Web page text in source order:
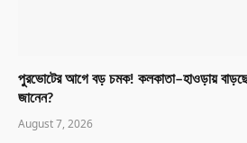
পুরভোটের আগে বড় চমক! কলকাতা–হাওড়ায়
জানেন?
August 7, 2026